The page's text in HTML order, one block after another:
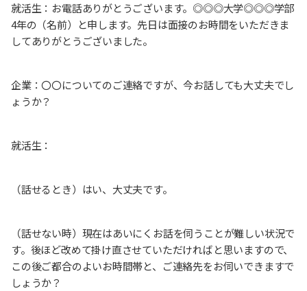
就活生：お電話ありがとうございます。◎◎◎大学◎◎◎学部
4年の（名前）と申します。先日は面接のお時間をいただきま
してありがとうございました。
企業：〇〇についてのご連絡ですが、今お話しても大丈夫でし
ょうか？
就活生：
（話せるとき）はい、大丈夫です。
（話せない時）現在はあいにくお話を伺うことが難しい状況で
す。後ほど改めて掛け直させていただければと思いますので、
この後ご都合のよいお時間帯と、ご連絡先をお伺いできますで
しょうか？